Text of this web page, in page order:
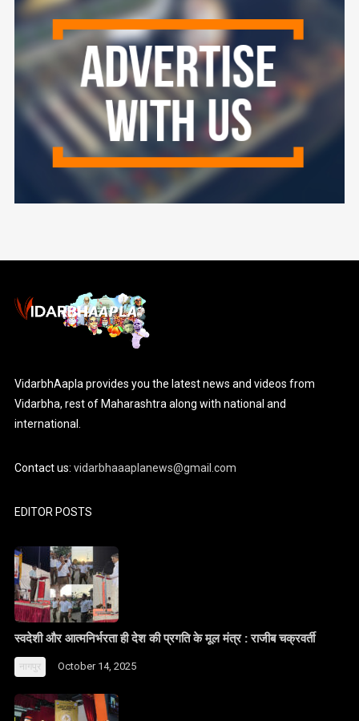
VidarbhAapla provides you the latest news and videos from
Vidarbha, rest of Maharashtra along with national and
international.
Contact us:vidarbhaaaplanews@gmail.com
EDITOR POSTS
स्वदेशी और आत्मनिर्भरता ही देश की प्रगति के मूल मंत्र : राजीब चक्रवर्ती
नागपुर October 14, 2025